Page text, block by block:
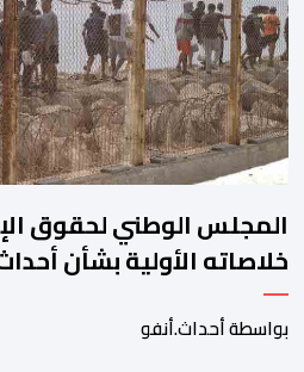
المجلس الوطني لحقوق
خلاصاته الأولية بشأن
ومليلية
بواسطة أحداث.أنفو